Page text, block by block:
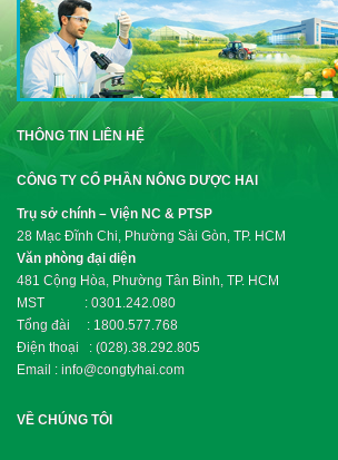
THÔNG TIN LIÊN HỆ
CÔNG TY CỔ PHẦN NÔNG DƯỢC HAI
Trụ sở chính – Viện NC & PTSP
28 Mạc Đĩnh Chi, Phường Sài Gòn, TP. HCM
Văn phòng đại diện
481 Cộng Hòa, Phường Tân Bình, TP. HCM
MST : 0301.242.080
Tổng đài : 1800.577.768
Điện thoại : (028).38.292.805
Email : info@congtyhai.com
VỀ CHÚNG TÔI